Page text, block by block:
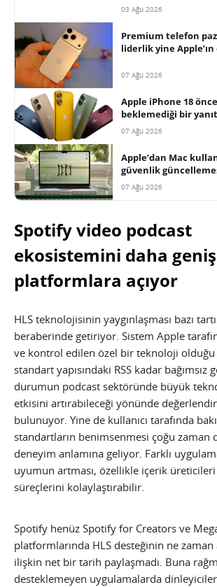
03 Ağu 2026
Premium telefon
liderlik yine Apple’ın
07 Ağu 2026
Apple iPhone 18
beklemediği bir yanıt
07 Ağu 2026
Apple’dan Mac
güvenlik
07 Ağu 2026
Spotify video podcast
ekosistemini daha geniş
platformlara açıyor
HLS teknolojisinin yaygınlaşması bazı
beraberinde getiriyor. Sistem Apple
ve kontrol edilen özel bir teknoloji olduğu
standart yapısındaki RSS kadar
durumun podcast sektöründe büyük
etkisini artırabileceği yönünde
bulunuyor. Yine de kullanıcı tarafında
standartların benimsenmesi çoğu zaman
deneyim anlamına geliyor. Farklı
uyumun artması, özellikle içerik üreticileri
süreçlerini kolaylaştırabilir.
Spotify henüz Spotify for Creators ve
platformlarında HLS desteğinin ne zaman
ilişkin net bir tarih paylaşmadı. Buna
desteklemeyen uygulamalarda